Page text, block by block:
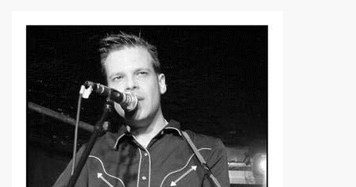
(1982).
FIEVRE" de MARIE FRANCE par JEAN-WILLIAM
(disponibles depuis decembre 2009).
dans "TELERAMA" (16 decembre 2009).
dans "STUDIO CINE LIVE MAGAZINE" (fevrier 2010).